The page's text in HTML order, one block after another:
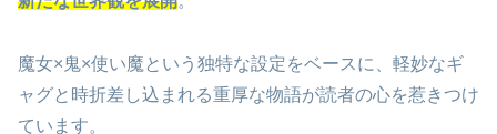
魔女×鬼×使い魔という独特な設定をベースに、軽妙なギ
ャグと時折差し込まれる重厚な物語が読者の心を惹きつけ
ています。